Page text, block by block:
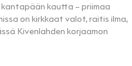
kautta – priimaa
on kirkkaat valot, raitis ilma,
Kivenlahden korjaamon